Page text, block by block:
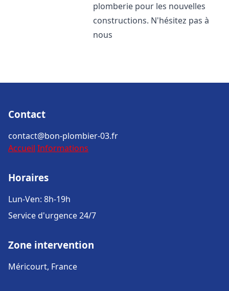
plomberie pour les nouvelles
constructions. N'hésitez pas à
nous
Contact
contact@bon-plombier-03.fr
Accueil Informations
Horaires
Lun-Ven: 8h-19h
Service d'urgence 24/7
Zone intervention
Méricourt, France